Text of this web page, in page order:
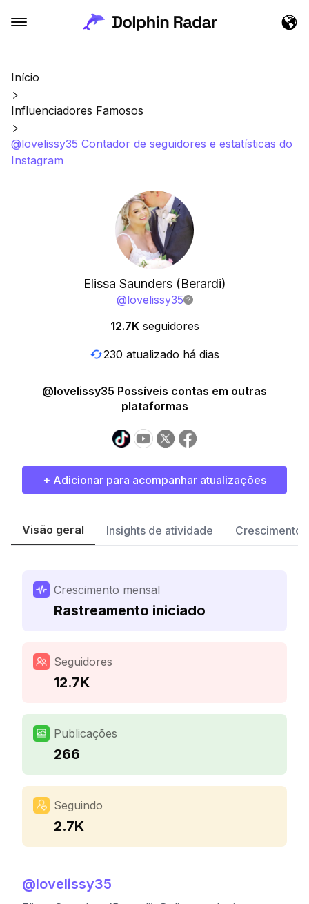
Início
Influenciadores Famosos
@lovelissy35 Contador de seguidores e estatísticas do
Instagram
Elissa Saunders (Berardi)
@lovelissy35
12.7K seguidores
230 atualizado há dias
@lovelissy35 Possíveis contas em outras
plataformas
+ Adicionar para acompanhar atualizações
Visão geral Insights de atividade Crescimento
Crescimento mensal
Rastreamento iniciado
Seguidores
12.7K
Publicações
266
Seguindo
2.7K
@lovelissy35